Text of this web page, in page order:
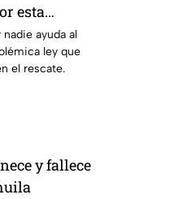
esta
ayuda al
ley que
el rescate.